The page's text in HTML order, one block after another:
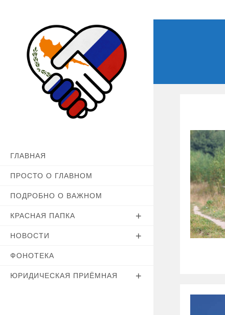
к
ГЛАВНАЯ
ПРОСТО О ГЛАВНОМ
ПОДРОБНО О ВАЖНОМ
КРАСНАЯ ПАПКА
НОВОСТИ
ФОНОТЕКА
ЮРИДИЧЕСКАЯ ПРИЁМНАЯ